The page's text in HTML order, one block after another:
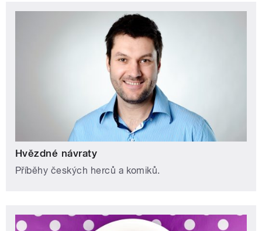
Hvězdné návraty
Příběhy českých herců a komiků.